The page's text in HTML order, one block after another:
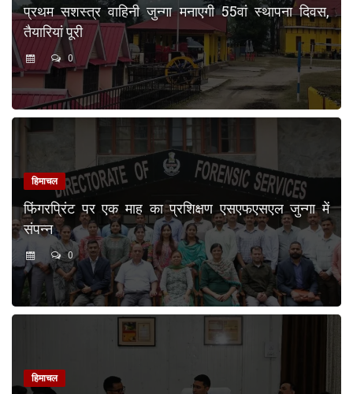
प्रथम सशस्त्र वाहिनी जुन्गा मनाएगी 55वां स्थापना दिवस,
तैयारियां पूरी
0
हिमाचल
फिंगरप्रिंट पर एक माह का प्रशिक्षण एसएफएसएल जुन्गा में
संपन्न
0
हिमाचल